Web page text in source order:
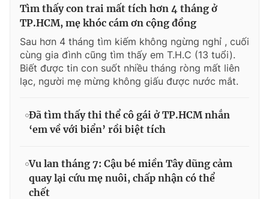
Tìm thấy con trai mất tích hơn 4 tháng ở
TP.HCM, mẹ khóc cám ơn cộng đồng
Sau hơn 4 tháng tìm kiếm không ngừng nghỉ , cuối
cùng gia đình cũng tìm thấy em T.H.C (13 tuổi).
Biết được tin con suốt nhiều tháng ròng mất liên
lạc, người mẹ mừng không giấu được nước mắt.
Đã tìm thấy thi thể cô gái ở TP.HCM nhắn
‘em về với biển’ rồi biệt tích
Vu lan tháng 7: Cậu bé miền Tây dũng cảm
quay lại cứu mẹ nuôi, chấp nhận có thể
chết